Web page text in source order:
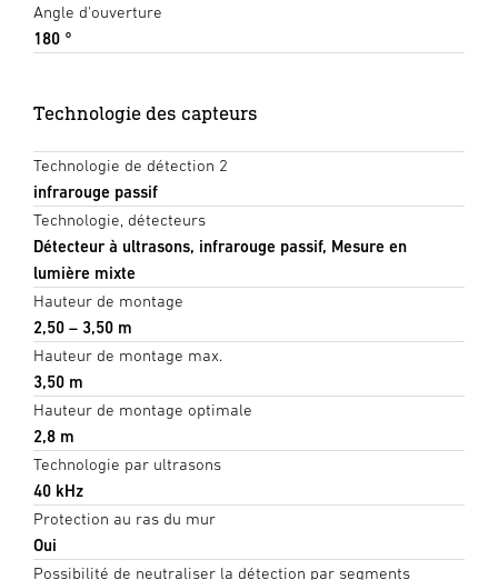
Angle d'ouverture
180 °
Technologie des capteurs
Technologie de détection 2
infrarouge passif
Technologie, détecteurs
Détecteur à ultrasons, infrarouge passif, Mesure en
lumière mixte
Hauteur de montage
2,50 – 3,50 m
Hauteur de montage max.
3,50 m
Hauteur de montage optimale
2,8 m
Technologie par ultrasons
40 kHz
Protection au ras du mur
Oui
Possibilité de neutraliser la détection par segments